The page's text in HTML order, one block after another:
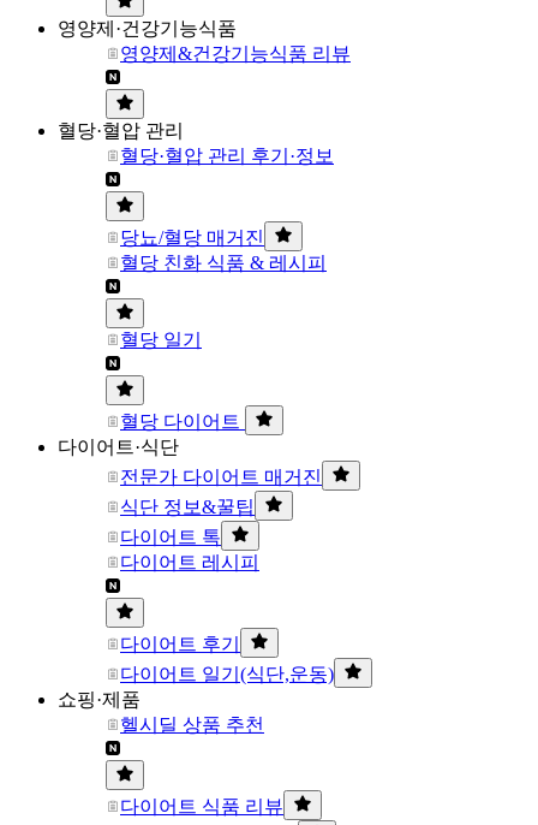
영양제·건강기능식품
영양제&건강기능식품 리뷰
혈당·혈압 관리
혈당·혈압 관리 후기·정보
당뇨/혈당 매거진
혈당 친화 식품 & 레시피
혈당 일기
혈당 다이어트
다이어트·식단
전문가 다이어트 매거진
식단 정보&꿀팁
다이어트 톡
다이어트 레시피
다이어트 후기
다이어트 일기(식단,운동)
쇼핑·제품
헬시딜 상품 추천
다이어트 식품 리뷰